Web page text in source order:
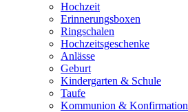
Hochzeit
Erinnerungsboxen
Ringschalen
Hochzeitsgeschenke
Anlässe
Geburt
Kindergarten & Schule
Taufe
Kommunion & Konfirmation